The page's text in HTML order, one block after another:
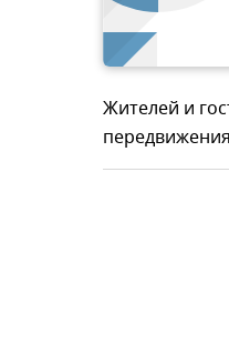
Жителей и